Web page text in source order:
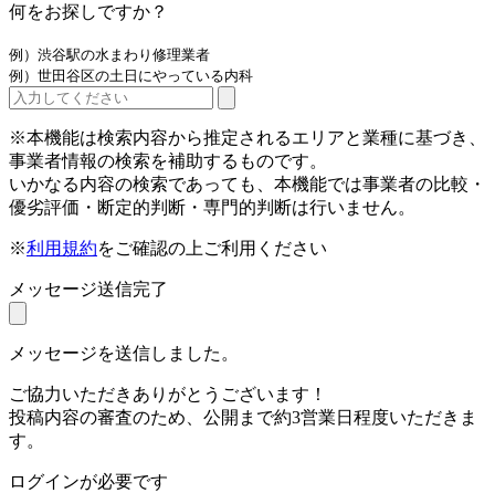
何をお探しですか？
例）渋谷駅の水まわり修理業者
例）世田谷区の土日にやっている内科
※本機能は検索内容から推定されるエリアと業種に基づき、
事業者情報の検索を補助するものです。
いかなる内容の検索であっても、本機能では事業者の比較・
優劣評価・断定的判断・専門的判断は行いません。
※利用規約をご確認の上ご利用ください
メッセージ送信完了
メッセージを送信しました。
ご協力いただきありがとうございます！
投稿内容の審査のため、公開まで約3営業日程度いただきま
す。
ログインが必要です